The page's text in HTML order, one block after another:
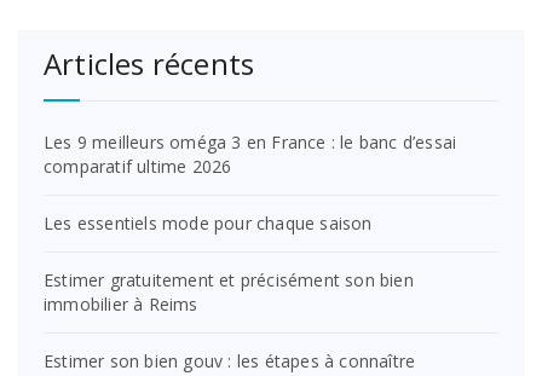
Articles récents
Les 9 meilleurs oméga 3 en France : le banc d’essai
comparatif ultime 2026
Les essentiels mode pour chaque saison
Estimer gratuitement et précisément son bien
immobilier à Reims
Estimer son bien gouv : les étapes à connaître